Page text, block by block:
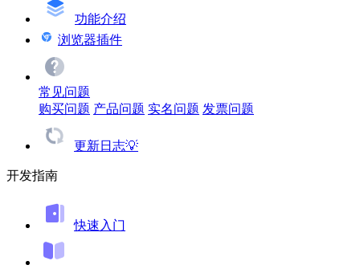
功能介绍
浏览器插件
常见问题
购买问题 产品问题 实名问题 发票问题
更新日志💡
开发指南
快速入门